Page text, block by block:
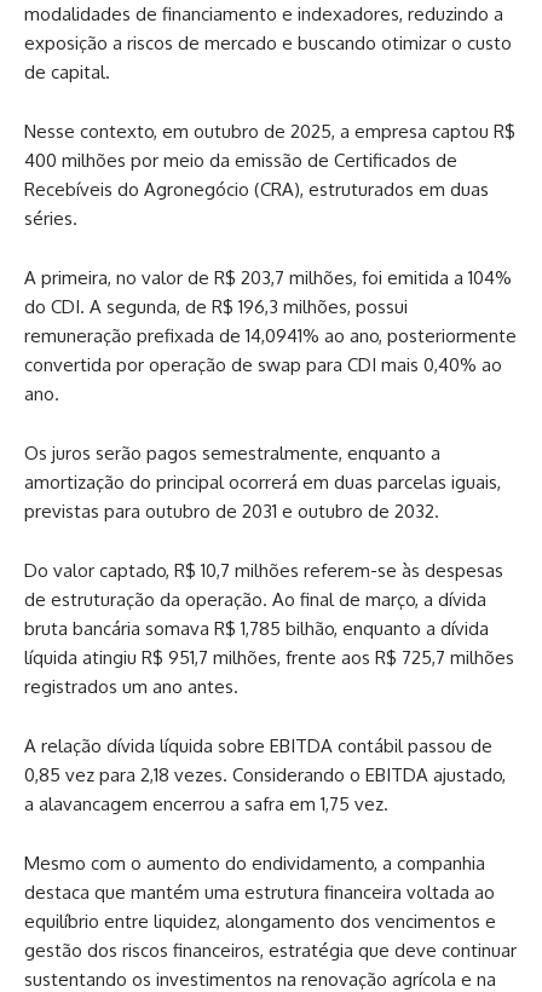
modalidades de financiamento e indexadores, reduzindo a
exposição a riscos de mercado e buscando otimizar o custo
de capital.
Nesse contexto, em outubro de 2025, a empresa captou R$
400 milhões por meio da emissão de Certificados de
Recebíveis do Agronegócio (CRA), estruturados em duas
séries.
A primeira, no valor de R$ 203,7 milhões, foi emitida a 104%
do CDI. A segunda, de R$ 196,3 milhões, possui
remuneração prefixada de 14,0941% ao ano, posteriormente
convertida por operação de swap para CDI mais 0,40% ao
ano.
Os juros serão pagos semestralmente, enquanto a
amortização do principal ocorrerá em duas parcelas iguais,
previstas para outubro de 2031 e outubro de 2032.
Do valor captado, R$ 10,7 milhões referem-se às despesas
de estruturação da operação. Ao final de março, a dívida
bruta bancária somava R$ 1,785 bilhão, enquanto a dívida
líquida atingiu R$ 951,7 milhões, frente aos R$ 725,7 milhões
registrados um ano antes.
A relação dívida líquida sobre EBITDA contábil passou de
0,85 vez para 2,18 vezes. Considerando o EBITDA ajustado,
a alavancagem encerrou a safra em 1,75 vez.
Mesmo com o aumento do endividamento, a companhia
destaca que mantém uma estrutura financeira voltada ao
equilíbrio entre liquidez, alongamento dos vencimentos e
gestão dos riscos financeiros, estratégia que deve continuar
sustentando os investimentos na renovação agrícola e na